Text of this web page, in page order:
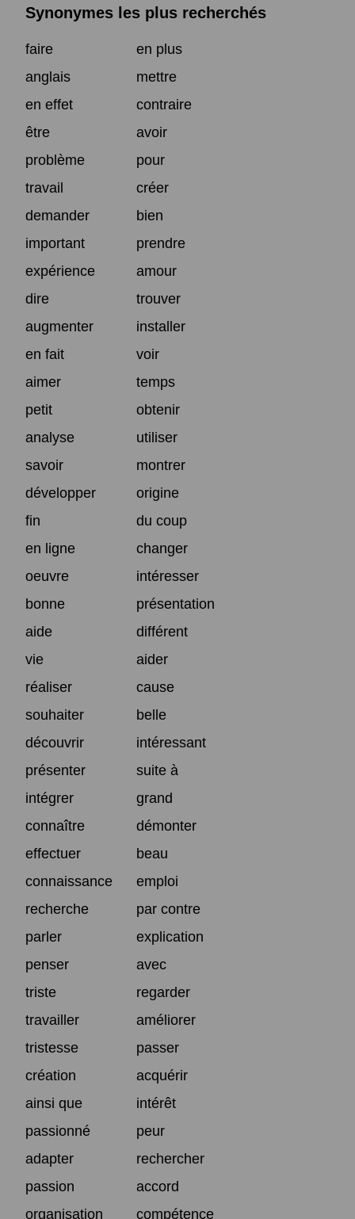
Synonymes les plus recherchés
faire
en plus
anglais
mettre
en effet
contraire
être
avoir
problème
pour
travail
créer
demander
bien
important
prendre
expérience
amour
dire
trouver
augmenter
installer
en fait
voir
aimer
temps
petit
obtenir
analyse
utiliser
savoir
montrer
développer
origine
fin
du coup
en ligne
changer
oeuvre
intéresser
bonne
présentation
aide
différent
vie
aider
réaliser
cause
souhaiter
belle
découvrir
intéressant
présenter
suite à
intégrer
grand
connaître
démonter
effectuer
beau
connaissance
emploi
recherche
par contre
parler
explication
penser
avec
triste
regarder
travailler
améliorer
tristesse
passer
création
acquérir
ainsi que
intérêt
passionné
peur
adapter
rechercher
passion
accord
organisation
compétence